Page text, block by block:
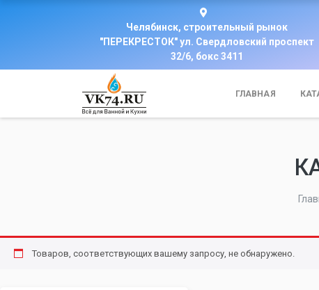
Челябинск, строительный рынок
"ПЕРЕКРЕСТОК" ул. Свердловский проспект
32/6, бокс 3411
ГЛАВНАЯ
Товаров, соответствующих вашему запросу, не обнаружено.